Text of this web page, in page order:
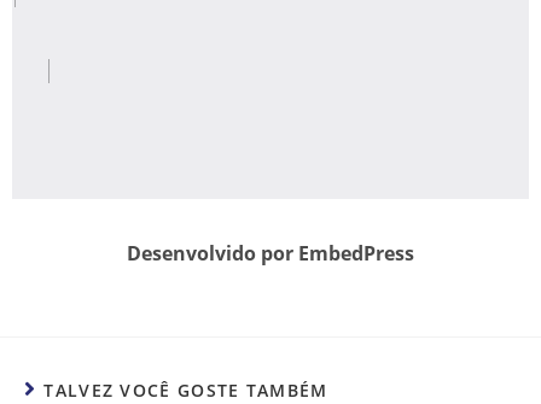
Desenvolvido por EmbedPress
TALVEZ VOCÊ GOSTE TAMBÉM